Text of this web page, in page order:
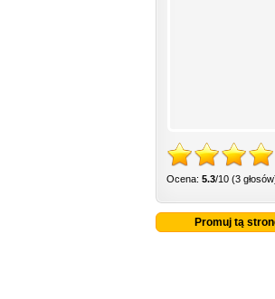
Ocena: 5.3/10 (3
Promuj tą